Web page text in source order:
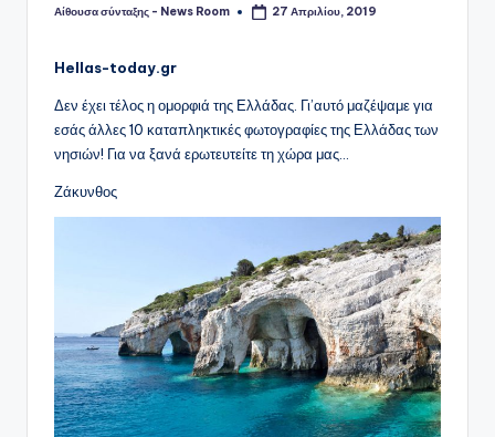
Συγγραφέας:
Αίθουσα σύνταξης - News Room 27 Απριλίου, 2019
Hellas-today.gr
Δεν έχει τέλος η ομορφιά της Ελλάδας. Γι’αυτό μαζέψαμε για
εσάς άλλες 10 καταπληκτικές φωτογραφίες της Ελλάδας των
νησιών! Για να ξανά ερωτευτείτε τη χώρα μας…
Ζάκυνθος